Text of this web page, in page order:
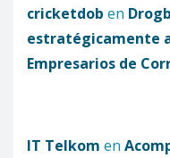
cricketdob en
estratégicamente a
Empresarios de
IT Telkom en